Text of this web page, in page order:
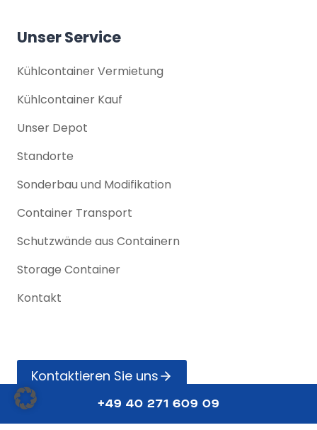
Unser Service
Kühlcontainer Vermietung
Kühlcontainer Kauf
Unser Depot
Standorte
Sonderbau und Modifikation
Container Transport
Schutzwände aus Containern
Storage Container
Kontakt
Kontak­tieren Sie uns
+49 40 271 609 09